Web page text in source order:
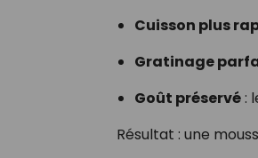
Cuisson plus
Gratinage
Goût préservé :
Résultat : une